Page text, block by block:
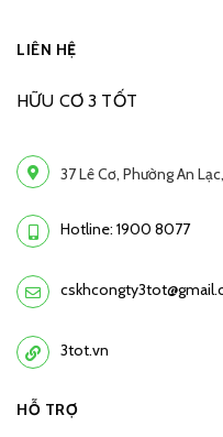
LIÊN HỆ
HỮU CƠ 3 TỐT
37 Lê Cơ, Phường An
Hotline: 1900 8077
3tot.vn
HỖ TRỢ